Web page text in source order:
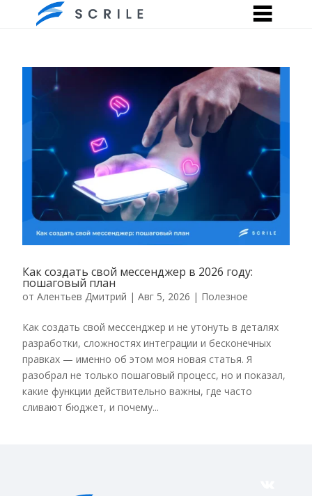
Как создать свой мессенджер в 2026 году:
пошаговый план
от Алентьев Дмитрий | Авг 5, 2026 | Полезное
Как создать свой мессенджер и не утонуть в деталях
разработки, сложностях интеграции и бесконечных
правках — именно об этом моя новая статья. Я
разобрал не только пошаговый процесс, но и показал,
какие функции действительно важны, где часто
сливают бюджет, и почему...